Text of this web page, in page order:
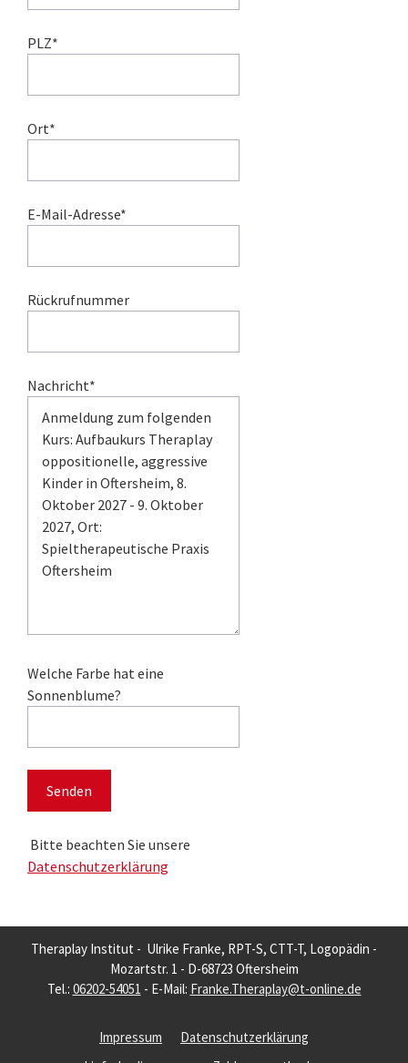
PLZ*
Ort*
E-Mail-Adresse*
Rückrufnummer
Nachricht*
Bitte lasse dieses Feld leer.
Welche Farbe hat eine
Sonnenblume?
Bitte beachten Sie unsere
Datenschutzerklärung
Theraplay Institut - Ulrike Franke, RPT-S, CTT-T, Logopädin -
Mozartstr. 1 - D-68723 Oftersheim
Tel.: 06202-54051 - E-Mail: Franke.Theraplay@t-online.de
Impressum
Datenschutzerklärung